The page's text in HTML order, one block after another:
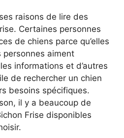
raisons de lire des
Certaines personnes
de chiens parce qu’elles
personnes aiment
informations et d’autres
de rechercher un chien
besoins spécifiques.
il y a beaucoup de
Frise disponibles